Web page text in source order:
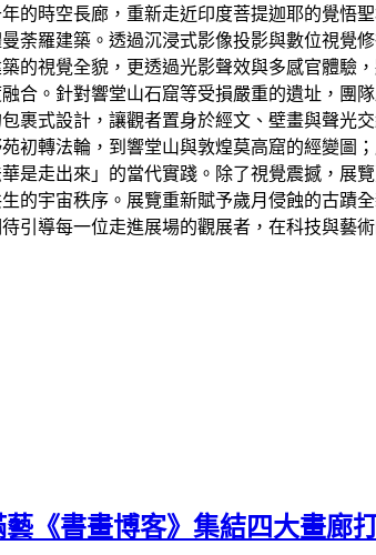
的時空長廊，重新走近印度菩提迦耶的覺悟
荼羅建築。透過沉浸式影像投影與數位視覺
的視覺全貌，更透過光影聲效與多感官體驗
合。針對響堂山石窟等受損嚴重的遺址，團
裹式設計，讓觀者置身於經文、壁畫與聲光
初轉法輪，到響堂山與敦煌莫高窟的經變圖
是走出來」的當代實踐。除了視覺震撼，展
的宇宙秩序。展覽重新賦予歲月侵蝕的古蹟
引導每一位走進展場的觀展者，在科技與藝
《書畫博客》集結四大畫廊